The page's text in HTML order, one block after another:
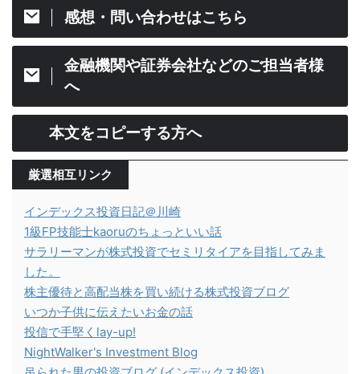
感想・問い合わせはこちら
金融機関や証券会社などのご担当者様
へ
本文をコピーする方へ
厳選相互リンク
インデックス投資日記＠川崎
1級FP技能士kaoruのちょっといい話
サラリーマンが株式投資でセミリタイアを目指してみま
した。
株主優待と高配当株を買い続ける株式投資ブログ
いつか子供に伝えたいお金の話
投信で手堅くlay-up!
NightWalker's Investment Blog